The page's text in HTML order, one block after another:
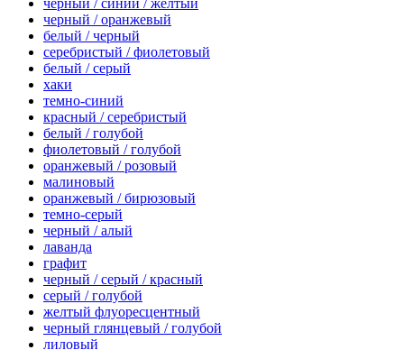
черный / синий / желтый
черный / оранжевый
белый / черный
серебристый / фиолетовый
белый / серый
хаки
темно-синий
красный / серебристый
белый / голубой
фиолетовый / голубой
оранжевый / розовый
малиновый
оранжевый / бирюзовый
темно-серый
черный / алый
лаванда
графит
черный / серый / красный
серый / голубой
желтый флуоресцентный
черный глянцевый / голубой
лиловый